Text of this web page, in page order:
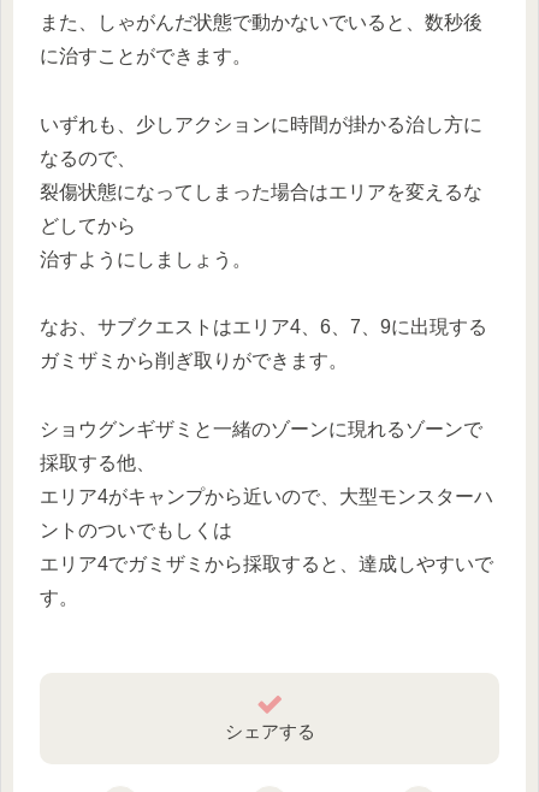
また、しゃがんだ状態で動かないでいると、数秒後
に治すことができます。
いずれも、少しアクションに時間が掛かる治し方に
なるので、
裂傷状態になってしまった場合はエリアを変えるな
どしてから
治すようにしましょう。
なお、サブクエストはエリア4、6、7、9に出現する
ガミザミから削ぎ取りができます。
ショウグンギザミと一緒のゾーンに現れるゾーンで
採取する他、
エリア4がキャンプから近いので、大型モンスターハ
ントのついでもしくは
エリア4でガミザミから採取すると、達成しやすいで
す。
シェアする